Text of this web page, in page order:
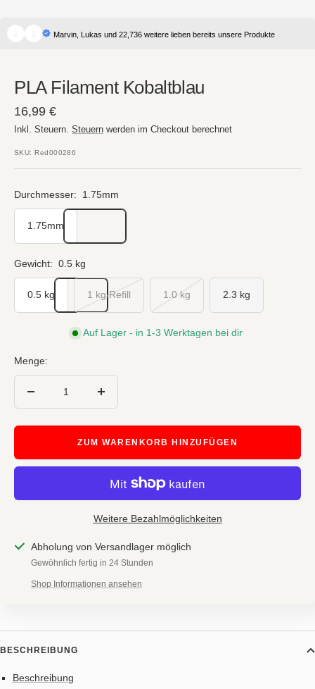
Marvin, Lukas und 22,736 weitere lieben bereits unsere Produkte
PLA Filament Kobaltblau
Angebotspreis
16,99 €
Inkl. Steuern. Steuern werden im Checkout berechnet
SKU:Red000286
Durchmesser: 1.75mm
1.75mm
Gewicht: 0.5 kg
0.5 kg 1 kg Refill 1.0 kg 2.3 kg
Auf Lager - in 1-3 Werktagen bei dir
Menge:
Menge
ZUM WARENKORB HINZUFÜGEN
Weitere Bezahlmöglichkeiten
Abholung von Versandlager möglich
Gewöhnlich fertig in 24 Stunden
Shop Informationen ansehen
BESCHREIBUNG
Beschreibung